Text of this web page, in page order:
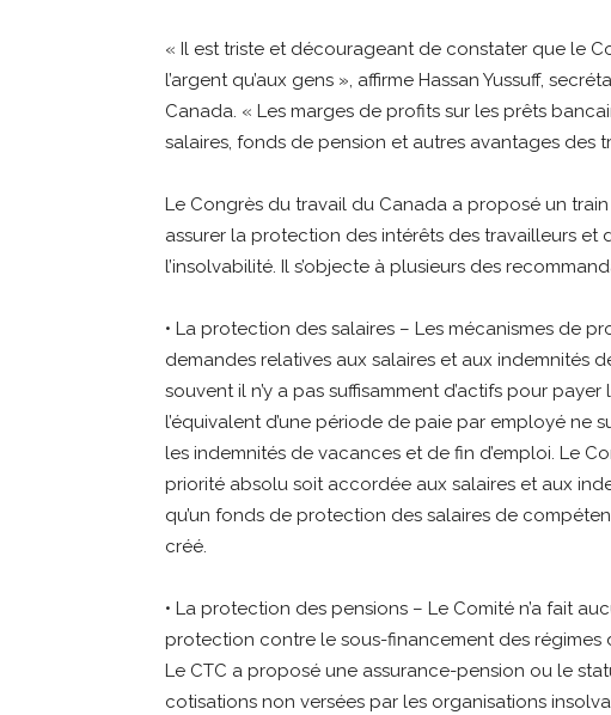
« Il est triste et décourageant de constater que le
l’argent qu’aux gens », affirme Hassan Yussuff,
Canada. « Les marges de profits sur les prêts
salaires, fonds de pension et autres avantages des
Le Congrès du travail du Canada a proposé un
assurer la protection des intérêts des travailleurs et
l’insolvabilité. Il s’objecte à plusieurs des
• La protection des salaires – Les mécanismes de
demandes relatives aux salaires et aux indemnités
souvent il n’y a pas suffisamment d’actifs pour
l’équivalent d’une période de paie par employé ne
les indemnités de vacances et de fin d’emploi. Le
priorité absolu soit accordée aux salaires et aux
qu’un fonds de protection des salaires de
créé.
• La protection des pensions – Le Comité n’a fait
protection contre le sous-financement des régimes
Le CTC a proposé une assurance-pension ou le
cotisations non versées par les organisations